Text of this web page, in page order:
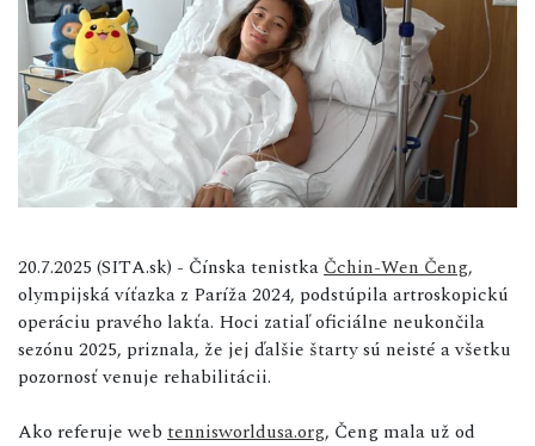
20.7.2025 (SITA.sk) - Čínska tenistkaČchin-Wen Čeng,
olympijská víťazka z Paríža 2024, podstúpila artroskopickú
operáciu pravého lakťa. Hoci zatiaľ oficiálne neukončila
sezónu 2025, priznala, že jej ďalšie štarty sú neisté a všetku
pozornosť venuje rehabilitácii.
Ako referuje web tennisworldusa.org, Čeng mala už od